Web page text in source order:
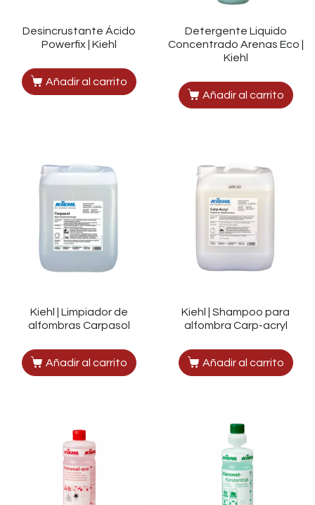
Desincrustante Ácido
Powerfix | Kiehl
Añadir al carrito
Detergente Liquido
Concentrado Arenas Eco |
Kiehl
Añadir al carrito
Kiehl | Limpiador de
alfombras Carpasol
Añadir al carrito
Kiehl | Shampoo para
alfombra Carp-acryl
Añadir al carrito